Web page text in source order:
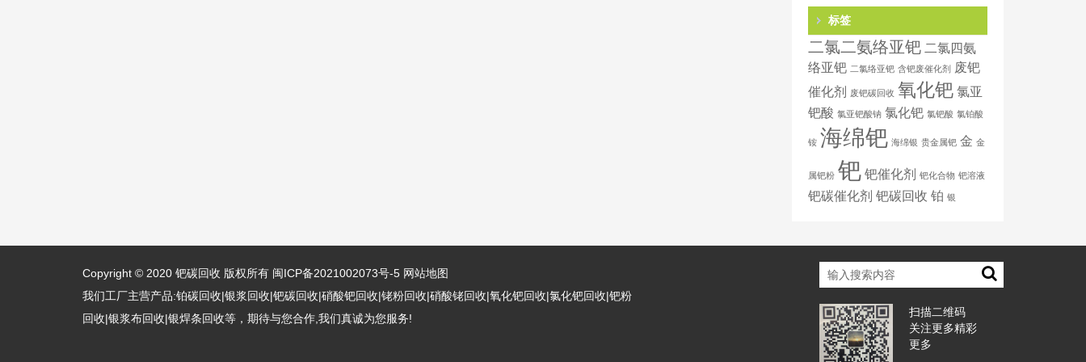
标签
二氯二氨络亚钯 二氯四氨
络亚钯 二氯络亚钯 含钯废催化剂
废钯
催化剂 废钯碳回收 氧化钯 氯亚
钯酸 氯亚钯酸钠 氯化钯 氯钯酸 氯铂酸
铵 海绵钯 海绵银 贵金属钯 金 金
属钯粉 钯 钯催化剂 钯化合物 钯溶液
钯碳催化剂 钯碳回收 铂 银
Copyright © 2020 钯碳回收 版权所有 闽ICP备2021002073号-5 网站地图
我们工厂主营产品:铂碳回收|银浆回收|钯碳回收|硝酸钯回收|铑粉回收|硝酸铑回收|氧化钯回收|氯化钯回收|钯粉
回收|银浆布回收|银焊条回收等，期待与您合作,我们真诚为您服务!
扫描二维码
关注更多精彩
更多